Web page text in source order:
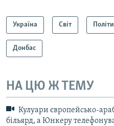
Україна Світ
Донбас
НА ЦЮ Ж ТЕМУ
Кулуари європейсько-
більярд, а Юнкеру